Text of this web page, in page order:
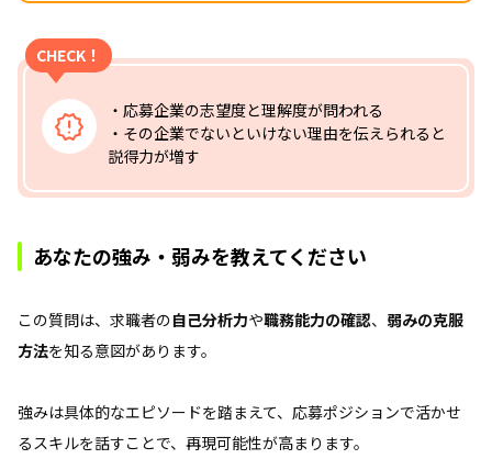
CHECK！
・応募企業の志望度と理解度が問われる
・その企業でないといけない理由を伝えられると
説得力が増す
あなたの強み・弱みを教えてください
この質問は、求職者の自己分析力や職務能力の確認、 弱みの克服
方法を知る意図があります。
強みは具体的なエピソードを踏まえて、応募ポジションで活かせ
るスキルを話すことで、再現可能性が高まります。